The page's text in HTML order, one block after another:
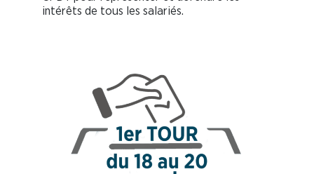
intérêts de tous les salariés.